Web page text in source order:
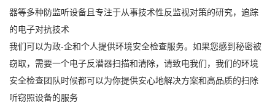
器等多种防监听设备且专注于从事技术性反监视对策的研究，追踪
的电子对抗技术
我们可以为政-企和个人提供环境安全检查服务。如果您感到秘密被
窃取，需要一个电子反潜器扫描和清除，请致电我们，我们的环境
安全检查团队时候都可以为你提供安心地解决方案和高品质的扫除
听窃照设备的服务